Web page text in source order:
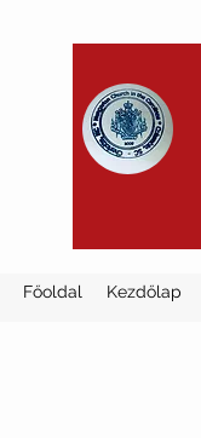
Főoldal Kezdőlap